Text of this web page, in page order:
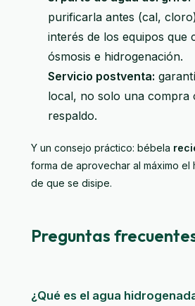
purificarla antes (cal,
interés de los equipos que
ósmosis e hidrogenación.
Servicio postventa:
local, no solo una compra
respaldo.
Y un consejo práctico: bébela
forma de aprovechar al máximo el
de que se disipe.
Preguntas
¿Qué es el agua